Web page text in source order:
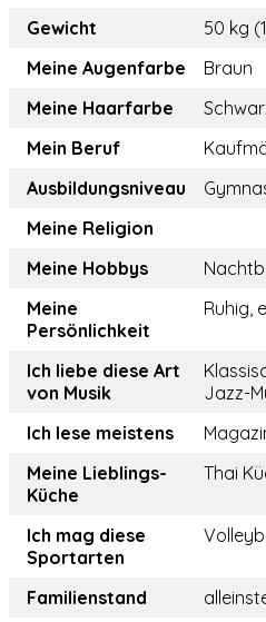
Gewicht
50 kg
Meine Augenfarbe
Braun
Meine Haarfarbe
Mein Beruf
Ausbildungsniveau
Meine Religion
Meine Hobbys
Meine
Persönlichkeit
Ruhig,
Ich liebe diese Art
von Musik
Jazz-
Ich lese meistens
Meine Lieblings-
Küche
Thai
Ich mag diese
Sportarten
Familienstand